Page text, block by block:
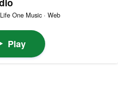
One Music · Web
Play